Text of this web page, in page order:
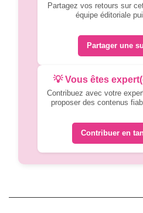
Partagez vos retours sur
équipe éditoriale
Partager une
💡 Vous êtes
Contribuez avec votre
proposer des contenus
Contribuer en